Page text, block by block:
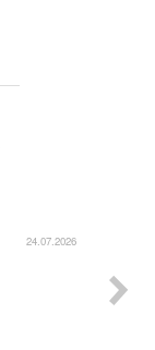
24.07.2026